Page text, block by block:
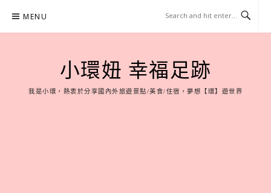
content
MENU
小環妞 幸福足跡
我是小環，熱衷於分享國內外旅遊景點/美食/住宿，夢想【環】遊世界